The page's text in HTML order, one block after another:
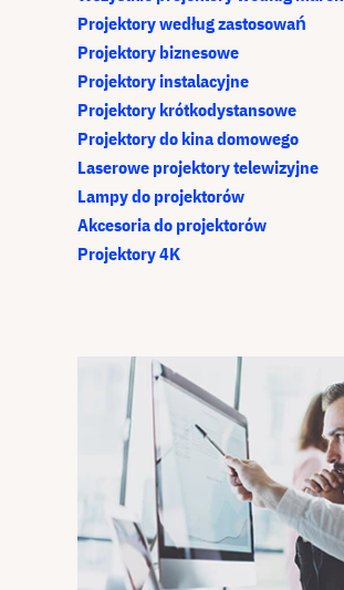
Projektory według zastosowań
Projektory biznesowe
Projektory instalacyjne
Projektory krótkodystansowe
Projektory do kina domowego
Laserowe projektory telewizyjne
Lampy do projektorów
Akcesoria do projektorów
Projektory 4K